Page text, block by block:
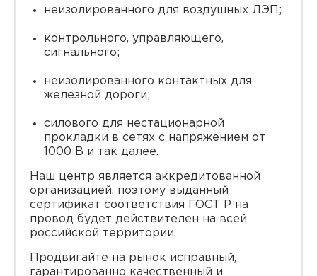
неизолированного для воздушных ЛЭП;
контрольного, управляющего,
сигнального;
неизолированного контактных для
железной дороги;
силового для нестационарной
прокладки в сетях с напряжением от
1000 В и так далее.
Наш центр является аккредитованной
организацией, поэтому выданный
сертификат соответствия ГОСТ Р на
провод будет действителен на всей
российской территории.
Продвигайте на рынок исправный,
гарантированно качественный и